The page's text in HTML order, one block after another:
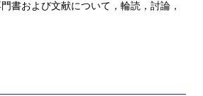
書および文献について，輪読，討論，